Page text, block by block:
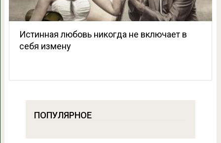
Истинная любовь никогда не включает в
себя измену
ПОПУЛЯРНОЕ